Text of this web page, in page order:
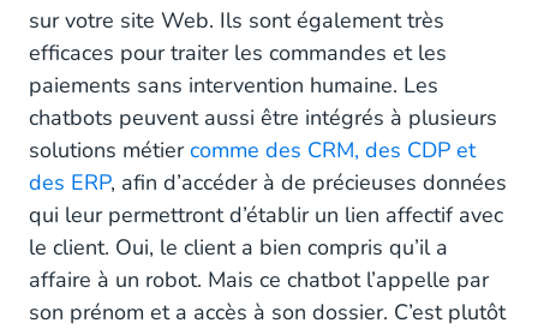
sur votre site Web. Ils sont également très
efficaces pour traiter les commandes et les
paiements sans intervention humaine. Les
chatbots peuvent aussi être intégrés à plusieurs
solutions métiercomme des CRM, des CDP et
des ERP, afin d’accéder à de précieuses données
qui leur permettront d’établir un lien affectif avec
le client. Oui, le client a bien compris qu’il a
affaire à un robot. Mais ce chatbot l’appelle par
son prénom et a accès à son dossier. C’est plutôt